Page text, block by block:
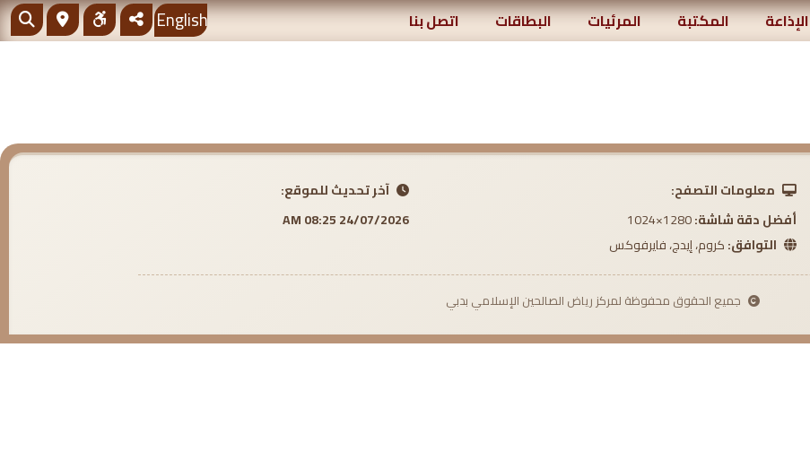
الإذاعة المكتبة المرئيات البطاقات اتصل بنا English
معلومات التصفح:
أفضل دقة شاشة:1280×1024
التوافق:كروم، إيدج، فايرفوكس
آخر تحديث للموقع:
24/07/2026 08:25 AM
جميع الحقوق محفوظة لمركز رياض الصالحين الإسلامي بدبي